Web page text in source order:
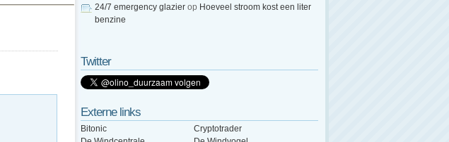
24/7 emergency glazier op Hoeveel stroom kost een liter
benzine
Twitter
Externe links
Bitonic
Cryptotrader